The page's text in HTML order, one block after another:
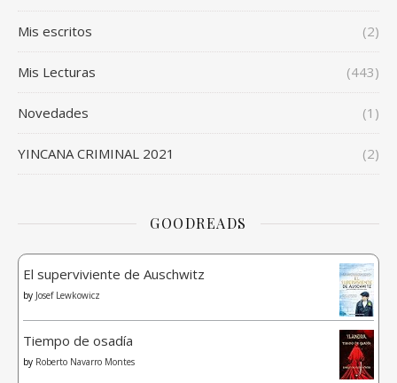
Mis escritos (2)
Mis Lecturas (443)
Novedades (1)
YINCANA CRIMINAL 2021 (2)
GOODREADS
El superviviente de Auschwitz
by Josef Lewkowicz
Tiempo de osadía
by Roberto Navarro Montes